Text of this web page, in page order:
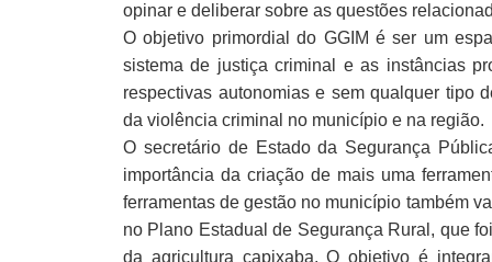
opinar e deliberar sobre as questões
O objetivo primordial do GGIM é ser um
sistema de justiça criminal e as instâncias
respectivas autonomias e sem qualquer tipo
da violência criminal no município e na região.
O secretário de Estado da Segurança
importância da criação de mais uma
ferramentas de gestão no município também
no Plano Estadual de Segurança Rural, que
da agricultura capixaba. O objetivo é